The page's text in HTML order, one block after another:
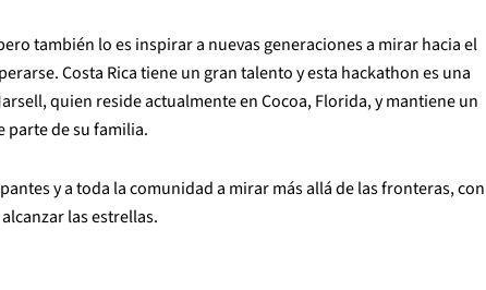
también lo es inspirar a nuevas generaciones a mirar hacia el
Costa Rica tiene un gran talento y esta hackathon es una
quien reside actualmente en Cocoa, Florida, y mantiene un
parte de su familia.
y a toda la comunidad a mirar más allá de las fronteras, con
las estrellas.